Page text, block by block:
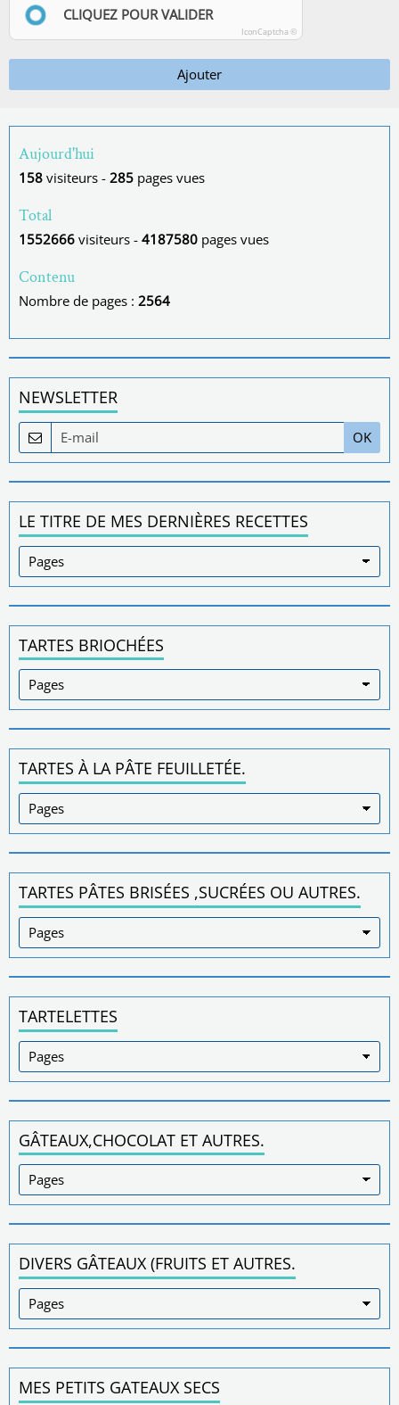
CLIQUEZ POUR VALIDER
IconCaptcha ©
Ajouter
Aujourd'hui
158 visiteurs - 285 pages vues
Total
1552666 visiteurs - 4187580 pages vues
Contenu
Nombre de pages : 2564
NEWSLETTER
OK
LE TITRE DE MES DERNIÈRES RECETTES
TARTES BRIOCHÉES
TARTES À LA PÂTE FEUILLETÉE.
TARTES PÂTES BRISÉES ,SUCRÉES OU AUTRES.
TARTELETTES
GÂTEAUX,CHOCOLAT ET AUTRES.
DIVERS GÂTEAUX (FRUITS ET AUTRES.
MES PETITS GATEAUX SECS